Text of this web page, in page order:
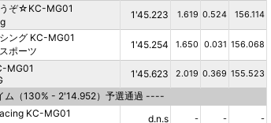
ぞ☆KC-MG01
1'45.223 1.619 0.524 156.114
ング KC-MG01
ポーツ
1'45.254 1.650 0.031 156.068
MG01
1'45.623 2.019 0.369 155.523
ム（130% - 2'14.952）予選通過 ----
KC-MG01
d.n.s - - -